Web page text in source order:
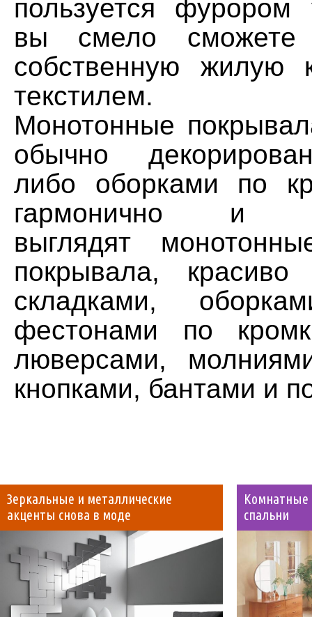
пользуется фурором
вы смело сможете
собственную жилую
текстилем.
Монотонные
обычно
либо оборками по
гармонично и
выглядят
покрывала,
складками,
фестонами по
люверсами,
кнопками, бантами и
Зеркальные и металлические
акценты снова в моде
Комнатные
спальни